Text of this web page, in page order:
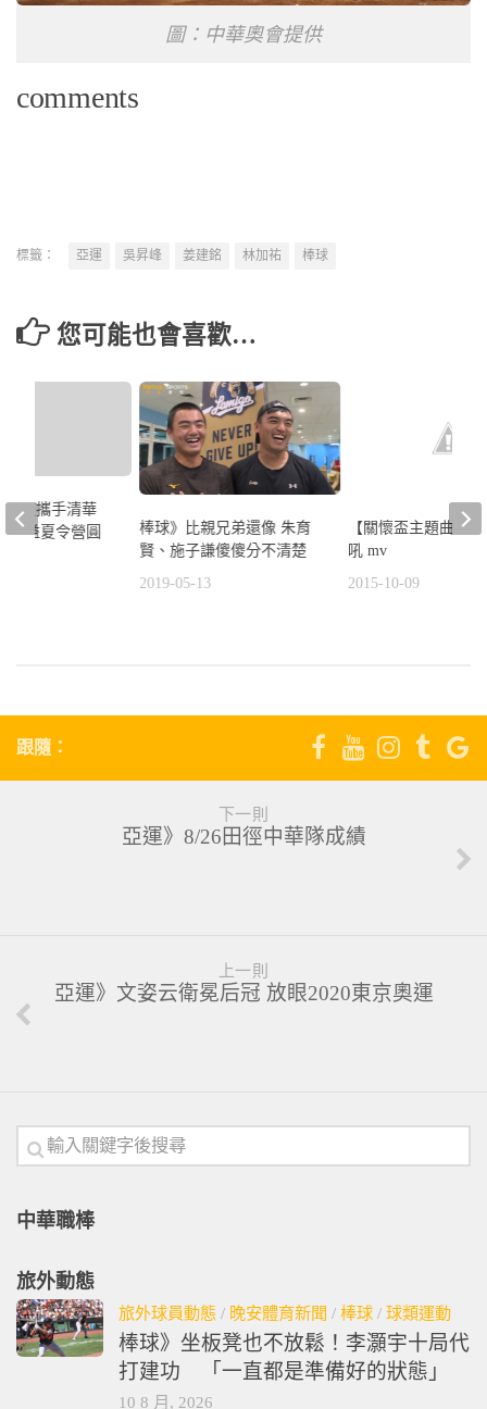
圖：中華奧會提供
comments
標籤： 亞運 吳昇峰 姜建銘 林加祐 棒球
您可能也會喜歡…
棒球》比親兄弟還像 朱育
賢、施子謙傻傻分不清楚
2019-05-13
【關懷盃主題曲】
吼 mv
2015-10-09
科技攜手清華
公益夏令營圓
跟隨：
下一則
亞運》8/26田徑中華隊成績
上一則
亞運》文姿云衛冕后冠 放眼2020東京奧運
中華職棒
旅外動態
旅外球員動態 / 晚安體育新聞 / 棒球 / 球類運動
棒球》坐板凳也不放鬆！李灝宇十局代
打建功 「一直都是準備好的狀態」
10 8 月, 2026